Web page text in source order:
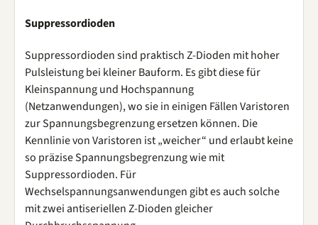
Suppressordioden
Suppressordioden sind praktisch Z-Dioden mit hoher
Pulsleistung bei kleiner Bauform. Es gibt diese für
Kleinspannung und Hochspannung
(Netzanwendungen), wo sie in einigen Fällen Varistoren
zur Spannungsbegrenzung ersetzen können. Die
Kennlinie von Varistoren ist „weicher“ und erlaubt keine
so präzise Spannungsbegrenzung wie mit
Suppressordioden. Für
Wechselspannungsanwendungen gibt es auch solche
mit zwei antiseriellen Z-Dioden gleicher